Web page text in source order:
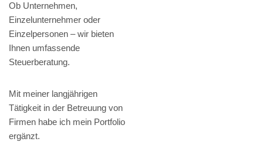
Ob Unternehmen,
Einzelunternehmer oder
Einzelpersonen – wir bieten
Ihnen umfassende
Steuerberatung.
Mit meiner langjährigen
Tätigkeit in der Betreuung von
Firmen habe ich mein Portfolio
ergänzt.